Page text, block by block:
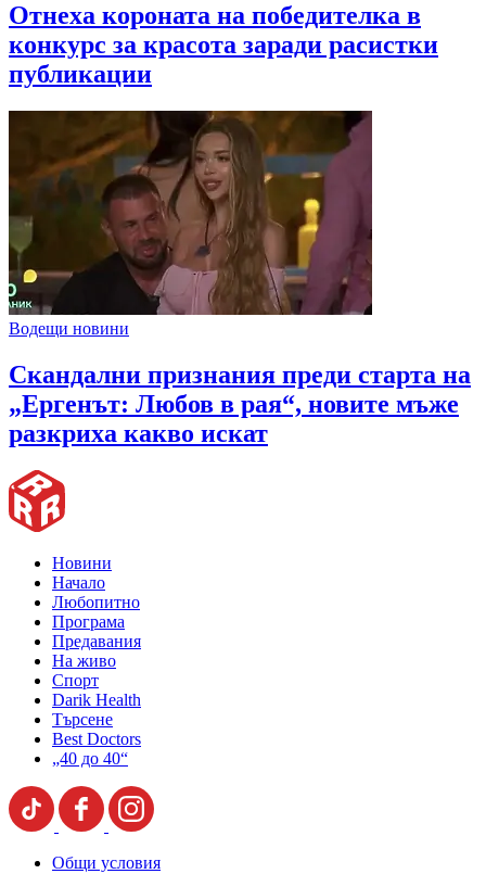
Отнеха короната на победителка в
конкурс за красота заради расистки
публикации
Водещи новини
Скандални признания преди старта на
„Ергенът: Любов в рая“, новите мъже
разкриха какво искат
Новини
Начало
Любопитно
Програма
Предавания
На живо
Спорт
Darik Health
Търсене
Best Doctors
„40 до 40“
Общи условия